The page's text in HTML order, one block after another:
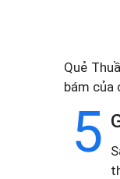
Quẻ
bám của
5